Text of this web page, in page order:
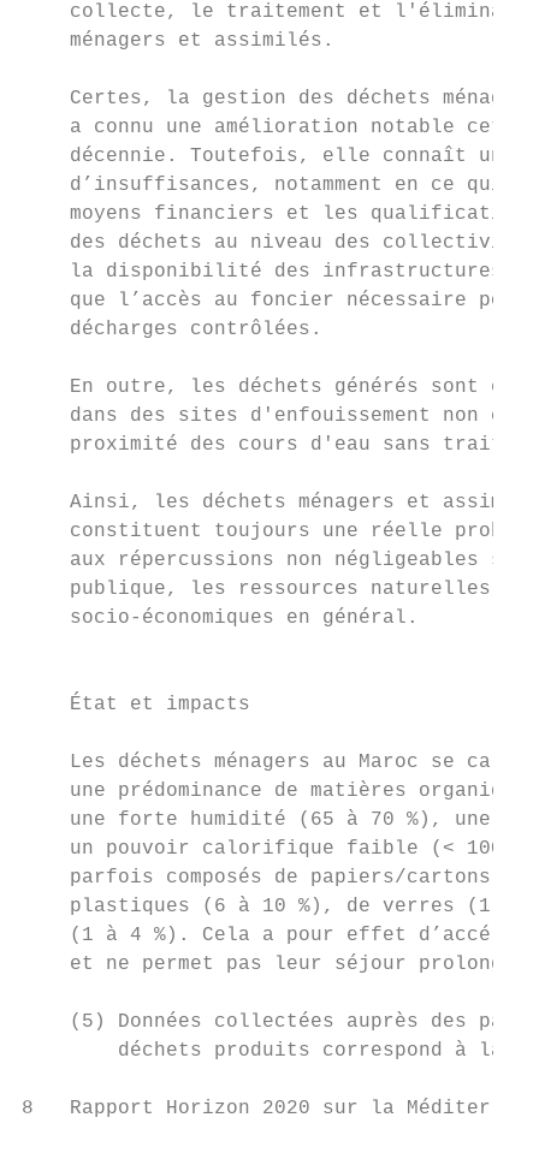
collecte, le traitement et
ménagers et assimilés.
Certes, la gestion des déchets
a connu une amélioration notable
décennie. Toutefois, elle connaît un
d’insuffisances, notamment en ce qui
moyens financiers et les
des déchets au niveau des
la disponibilité des infrastructures
que l’accès au foncier nécessaire
décharges contrôlées.
En outre, les déchets générés sont en
dans des sites d'enfouissement non
proximité des cours d'eau sans
Ainsi, les déchets ménagers et
constituent toujours une réelle
aux répercussions non négligeables
publique, les ressources naturelles
socio-économiques en général.
État et impacts
Les déchets ménagers au Maroc se
une prédominance de matières
une forte humidité (65 à 70 %), une
un pouvoir calorifique faible (< 1000
parfois composés de papiers/cartons
plastiques (6 à 10 %), de verres (1 à
(1 à 4 %). Cela a pour effet
et ne permet pas leur séjour prolongé
(5) Données collectées auprès des
déchets produits correspond à la
8   Rapport Horizon 2020 sur la